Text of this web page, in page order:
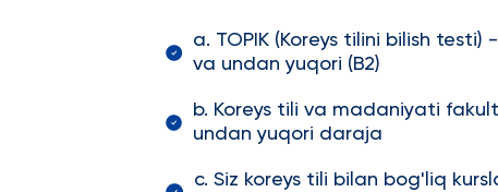
a. TOPIK (Koreys tilini bilish
va undan yuqori (B2)
b. Koreys tili va madaniyati
undan yuqori daraja
c. Siz koreys tili bilan bog'liq